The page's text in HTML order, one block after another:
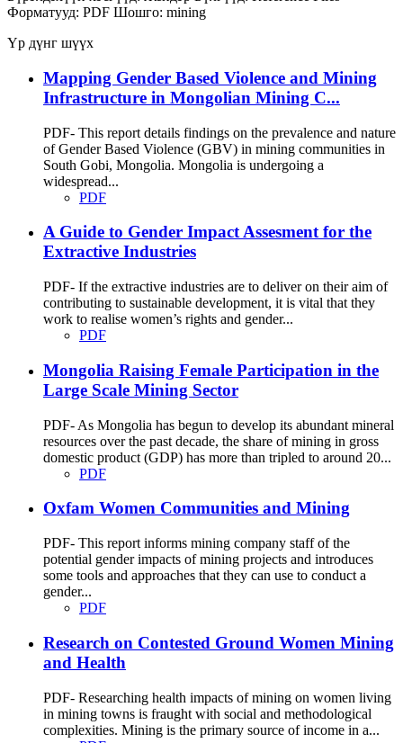
Форматууд: PDF Шошго: mining
Үр дүнг шүүх
Mapping Gender Based Violence and Mining
Infrastructure in Mongolian Mining C...
PDF- This report details findings on the prevalence and nature
of Gender Based Violence (GBV) in mining communities in
South Gobi, Mongolia. Mongolia is undergoing a
widespread...
PDF
A Guide to Gender Impact Assesment for the
Extractive Industries
PDF- If the extractive industries are to deliver on their aim of
contributing to sustainable development, it is vital that they
work to realise women’s rights and gender...
PDF
Mongolia Raising Female Participation in the
Large Scale Mining Sector
PDF- As Mongolia has begun to develop its abundant mineral
resources over the past decade, the share of mining in gross
domestic product (GDP) has more than tripled to around 20...
PDF
Oxfam Women Communities and Mining
PDF- This report informs mining company staff of the
potential gender impacts of mining projects and introduces
some tools and approaches that they can use to conduct a
gender...
PDF
Research on Contested Ground Women Mining
and Health
PDF- Researching health impacts of mining on women living
in mining towns is fraught with social and methodological
complexities. Mining is the primary source of income in a...